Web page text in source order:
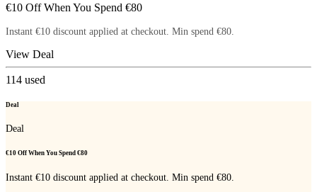
€10 Off When You Spend €80
Instant €10 discount applied at checkout. Min spend €80.
View Deal
114 used
Deal
Deal
€10 Off When You Spend €80
Instant €10 discount applied at checkout. Min spend €80.